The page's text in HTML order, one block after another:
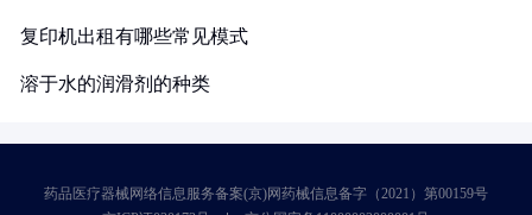
复印机出租有哪些常见模式
溶于水的润滑剂的种类
药品医疗器械网络信息服务备案(京)网药械信息备字（2021）第00159号